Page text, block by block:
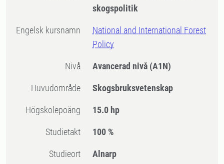
skogspolitik
Engelsk kursnamn
National and International Forest
Policy
Nivå Avancerad nivå (A1N)
Huvudområde Skogsbruksvetenskap
högskolepoäng 15.0 hp
Studietakt 100 %
Studieort Alnarp